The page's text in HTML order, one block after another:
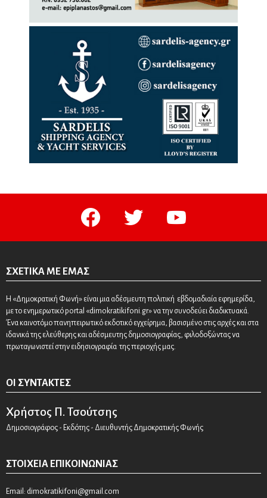
facebook twitter youtube
ΣΧΕΤΙΚΆ ΜΕ ΕΜΆΣ
Η «Δημοκρατική Φωνή» είναι μια αδέσμευτη πολιτική εβδομαδιαία εφημερίδα,
με το ενημερωτικό portal «dimokratikifoni.gr» να την συνοδεύει διαδικτυακά.
Ένα καινοτόμο πανηπειρωτικό εκδοτικό εγχείρημα, βασισμένο στις αρχές και στα
ιδανικά της ελεύθερης και αδέσμευτης δημοσιογραφίας, φιλοδοξώντας να
πρωταγωνιστεί στην ειδησιογραφία της περιοχής μας.
ΟΙ ΣΥΝΤΆΚΤΕΣ
Χρήστος Π. Τσούτσης
Δημοσιογράφος - Εκδότης - Διευθυντής Δημοκρατικής Φωνής
ΣΤΟΙΧΕΊΑ ΕΠΙΚΟΙΝΩΝΊΑΣ
Email: dimokratikifoni@gmail.com